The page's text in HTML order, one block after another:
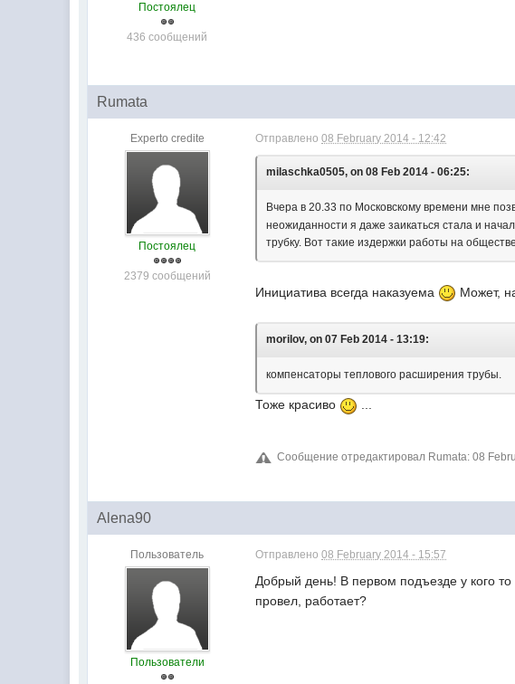
Постоялец
436 сообщений
Rumata
Experto credite
Постоялец
2379 сообщений
Отправлено08 February 2014 - 12:42
milaschka0505, on 08 Feb 2014 - 06:25:
Вчера в 20.33 по Московскому времени мне
неожиданности я даже заикаться стала и
трубку. Вот такие издержки работы на
Инициатива всегда наказуема Может,
morilov, on 07 Feb 2014 - 13:19:
компенсаторы теплового расширения трубы.
Тоже красиво ...
Сообщение отредактировал Rumata: 08
Alena90
Пользователь
Пользователи
Отправлено08 February 2014 - 15:57
Добрый день! В первом подъезде у кого
провел, работает?